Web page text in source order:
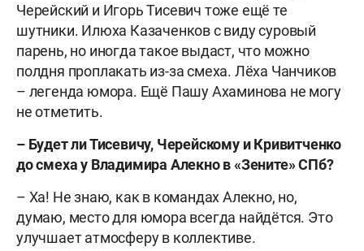
Черейский и Игорь Тисевич тоже ещё те
шутники. Илюха Казаченков с виду суровый
парень, но иногда такое выдаст, что можно
полдня проплакать из-за смеха. Лёха Чанчиков
– легенда юмора. Ещё Пашу Ахаминова не могу
не отметить.
– Будет ли Тисевичу, Черейскому и Кривитченко
до смеха у Владимира Алекно в «Зените» СПб?
– Ха! Не знаю, как в командах Алекно, но,
думаю, место для юмора всегда найдётся. Это
улучшает атмосферу в коллективе.